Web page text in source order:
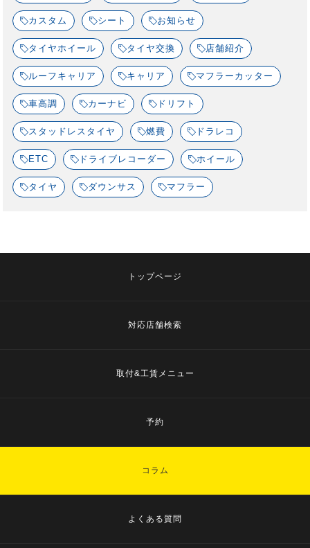
カスタム シート お知らせ
タイヤホイール タイヤ交換 店舗紹介
ルーフキャリア キャリア マフラーカッター
車高調 カーナビ ドリフト
スタッドレスタイヤ 燃費 ドラレコ
ETC ドライブレコーダー ホイール
タイヤ ダウンサス マフラー
トップページ
対応店舗検索
取付&工賃メニュー
予約
コラム
よくある質問